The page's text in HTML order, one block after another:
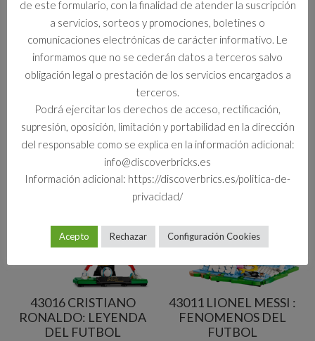
Información adicional
Formato
Set
Productos relacionados
43016 CRISTIANO
RONALDO: LEYENDA
DEL FUTBOL
43011 LIONEL MESSI :
FENOMENOS DEL
FUTBOL
de este formulario, con la finalidad de atender la suscripción
a servicios, sorteos y promociones, boletines o
comunicaciones electrónicas de carácter informativo. Le
informamos que no se cederán datos a terceros salvo
obligación legal o prestación de los servicios encargados a
terceros.
Podrá ejercitar los derechos de acceso, rectificación,
supresión, oposición, limitación y portabilidad en la dirección
del responsable como se explica en la información adicional:
info@discoverbricks.es
Información adicional: https://discoverbrics.es/politica-de-
privacidad/
Acepto Rechazar Configuración Cookies